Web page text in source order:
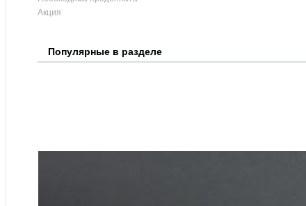
Акция
Популярные в разделе